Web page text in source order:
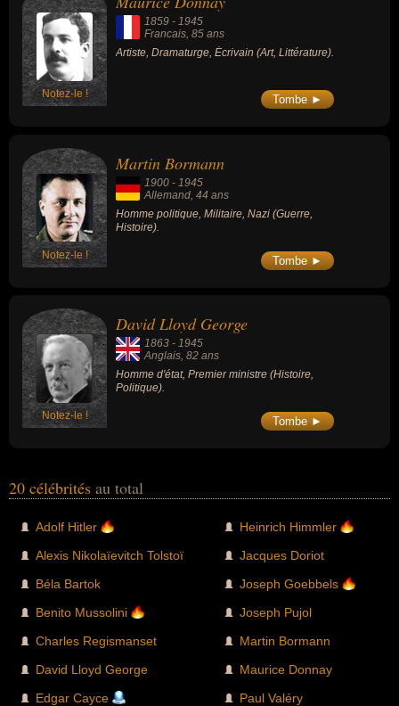
Notez-le !
1859 - 1945
Francais, 85 ans
Artiste, Dramaturge, Écrivain (Art, Littérature).
Tombe ►
Notez-le !
Martin Bormann
1900 - 1945
Allemand, 44 ans
Homme politique, Militaire, Nazi (Guerre,
Histoire).
Tombe ►
Notez-le !
David Lloyd George
1863 - 1945
Anglais, 82 ans
Homme d'état, Premier ministre (Histoire,
Politique).
Tombe ►
20 célébrités au total
Adolf Hitler
Alexis Nikolaïevitch Tolstoï
Béla Bartok
Benito Mussolini
Charles Regismanset
David Lloyd George
Edgar Cayce
Heinrich Himmler
Jacques Doriot
Joseph Goebbels
Joseph Pujol
Martin Bormann
Maurice Donnay
Paul Valéry